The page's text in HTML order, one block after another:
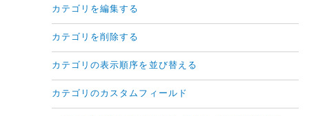
カテゴリを編集する
カテゴリを削除する
カテゴリの表示順序を並び替える
カテゴリのカスタムフィールド